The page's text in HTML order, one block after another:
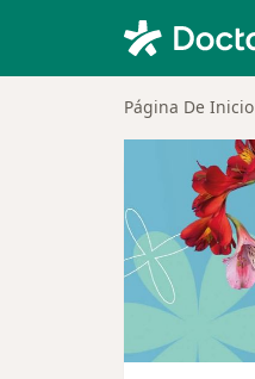
Página De Inicio